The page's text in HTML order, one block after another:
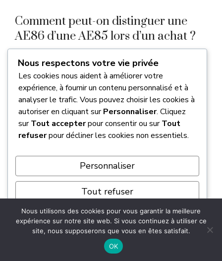
Comment peut-on distinguer une
AE86 d’une AE85 lors d’un achat ?
C’est un point crucial pour ne pas se tromper,
car si les carrosseries sont quasi identiques,
mécanique diffère totalement. La véritable
AE86 est équipée du mythique moteur 4A-GE
de 1.6L à 16 soupapes, alors que l’AE85
embarque le bloc 3A-U de 1.5L, beaucoup
acquisition, vous devez impérativement vérifier
le code VIN sur la plaque constructeur. De
plus, l’AE85 possède des suspensions et un
système de freinage simplifiés par rapport à sa
grande sœur sportive.
Quelles sont les évolutions notables
entre les séries Zenki et Kouki ?
Nous respectons votre vie privée
Les cookies nous aident à améliorer votre
expérience, à fournir un contenu personnalisé et à
analyser le trafic. Vous pouvez choisir les cookies à
autoriser en cliquant surPersonnaliser. Cliquez
surTout accepterpour consentir ou surTout
refuserpour décliner les cookies non essentiels.
Personnaliser
Tout refuser
Tout accepter
Nous utilisons des cookies pour vous garantir la meilleure
expérience sur notre site web. Si vous continuez à utiliser ce
site, nous supposerons que vous en êtes satisfait.
OK